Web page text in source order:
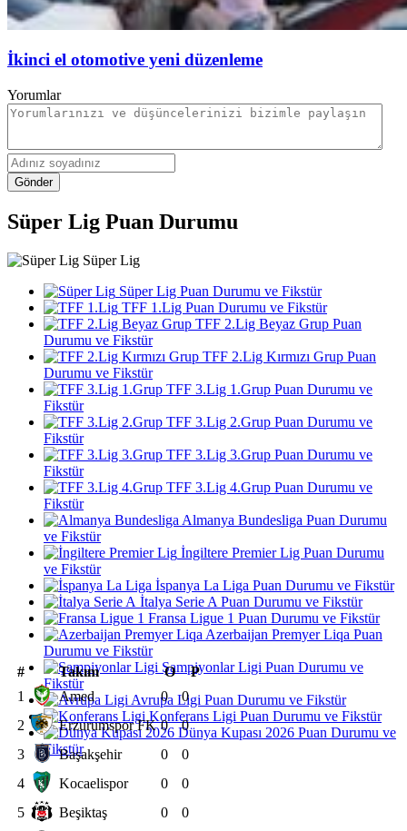
İkinci el otomotive yeni düzenleme
Yorumlar
Gönder
Süper Lig Puan Durumu
Süper Lig
Süper Lig Puan Durumu ve Fikstür
TFF 1.Lig Puan Durumu ve Fikstür
TFF 2.Lig Beyaz Grup Puan
Durumu ve Fikstür
TFF 2.Lig Kırmızı Grup Puan
Durumu ve Fikstür
TFF 3.Lig 1.Grup Puan Durumu ve
Fikstür
TFF 3.Lig 2.Grup Puan Durumu ve
Fikstür
TFF 3.Lig 3.Grup Puan Durumu ve
Fikstür
TFF 3.Lig 4.Grup Puan Durumu ve
Fikstür
Almanya Bundesliga Puan Durumu
ve Fikstür
İngiltere Premier Lig Puan Durumu
ve Fikstür
İspanya La Liga Puan Durumu ve Fikstür
İtalya Serie A Puan Durumu ve Fikstür
Fransa Ligue 1 Puan Durumu ve Fikstür
Azerbaijan Premyer Liqa Puan
Durumu ve Fikstür
Şampiyonlar Ligi Puan Durumu ve
Fikstür
Avrupa Ligi Puan Durumu ve Fikstür
Konferans Ligi Puan Durumu ve Fikstür
Dünya Kupası 2026 Puan Durumu ve
Fikstür
# Takım O
P
1
Amed 0
0
2
Erzurumspor FK 0
0
3
Başakşehir 0
0
4
Kocaelispor 0
0
5
Beşiktaş 0
0